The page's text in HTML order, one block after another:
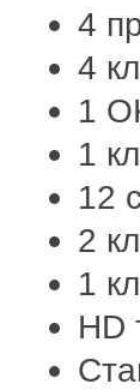
4
4
1
1
12
2
1
HD